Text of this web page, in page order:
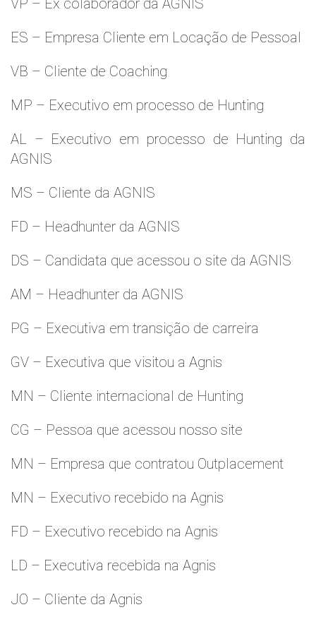
VP – Ex colaborador da AGNIS
ES – Empresa Cliente em Locação de Pessoal
VB – Cliente de Coaching
MP – Executivo em processo de Hunting
AL – Executivo em processo de Hunting da
AGNIS
MS – Cliente da AGNIS
FD – Headhunter da AGNIS
DS – Candidata que acessou o site da AGNIS
AM – Headhunter da AGNIS
PG – Executiva em transição de carreira
GV – Executiva que visitou a Agnis
MN – Cliente internacional de Hunting
CG – Pessoa que acessou nosso site
MN – Empresa que contratou Outplacement
MN – Executivo recebido na Agnis
FD – Executivo recebido na Agnis
LD – Executiva recebida na Agnis
JO – Cliente da Agnis